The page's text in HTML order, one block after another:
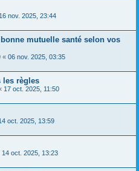
16 nov. 2025, 23:44
mutuelle santé selon vos
« 06 nov. 2025, 03:35
les règles
17 oct. 2025, 11:50
oct. 2025, 13:59
14 oct. 2025, 13:23